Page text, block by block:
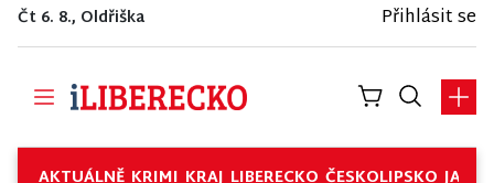
Čt 6. 8., Oldřiška Přihlásit se